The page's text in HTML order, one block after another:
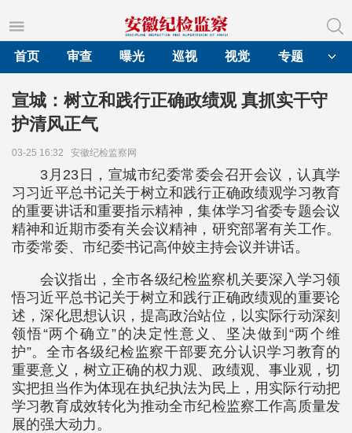
首页
审查 曝光 巡视 视觉 专题
宣城：树立和践行正确政绩观 真抓实干守
护清风正气
03-25 16:32 安徽纪检监察网
3月23日，宣城市纪委常委会召开会议，认真学
习习近平总书记关于树立和践行正确政绩观学习教育
的重要讲话和重要指示精神，集体学习省委专题会议
精神和近期市委有关会议精神，研究部署有关工作。
市委常委、市纪委书记高仲姣主持会议并讲话。
会议指出，全市各级纪检监察机关要深入学习领
悟习近平总书记关于树立和践行正确政绩观的重要论
述，深化思想认识，提高政治站位，以实际行动深刻
领悟“两个确立”的决定性意义、坚决做到“两个维
护”。全市各级纪检监察干部要充分认识学习教育的
重要意义，树立正确的权力观、政绩观、事业观，切
实把担当作为体现在执纪执法为民上，用实际行动把
学习教育成效转化为推动全市纪检监察工作高质量发
展的强大动力。